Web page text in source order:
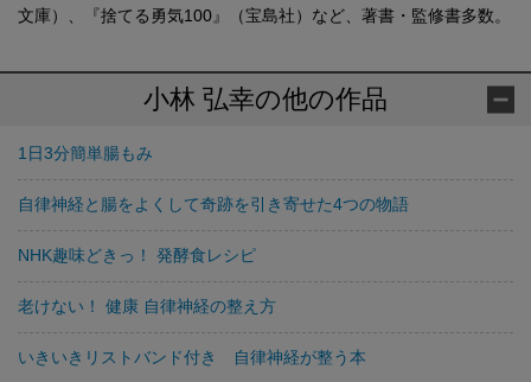
文庫）、『捨てる勇気100』（宝島社）など、著書・監修書多数。
小林 弘幸の他の作品
1日3分簡単腸もみ
自律神経と腸をよくして奇跡を引き寄せた4つの物語
NHK趣味どきっ！ 発酵食レシピ
老けない！ 健康 自律神経の整え方
いきいきリストバンド付き 自律神経が整う本